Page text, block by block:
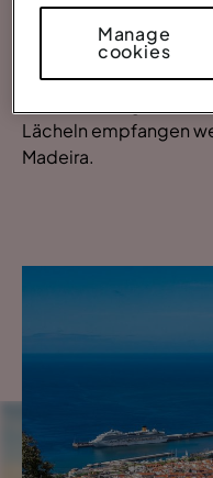
Stellen Sie sich einen
umgeben von
außergewöhnlich
Lächeln empfangen
Madeira.
Manage
cookies